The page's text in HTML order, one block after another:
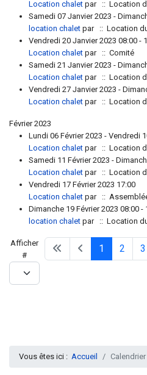
Location chalet par
:: Location
Samedi 07 Janvier 2023 -
location chalet par
:: Location
Vendredi 20 Janvier 2023 08:00 -
Location chalet par
:: Comité
Samedi 21 Janvier 2023 -
Location chalet par
:: Location
Vendredi 27 Janvier 2023 -
Location chalet par :: Location
Février 2023
Lundi 06 Février 2023 - Vendredi
Location chalet par
:: Location
Samedi 11 Février 2023 -
Location chalet par
:: Location
Vendredi 17 Février 2023 17:00
Location chalet par
::
Dimanche 19 Février 2023 08:00 -
location chalet par :: Location
Limite de la pagination
Afficher
#
1 2 3
Vous êtes ici : Accueil